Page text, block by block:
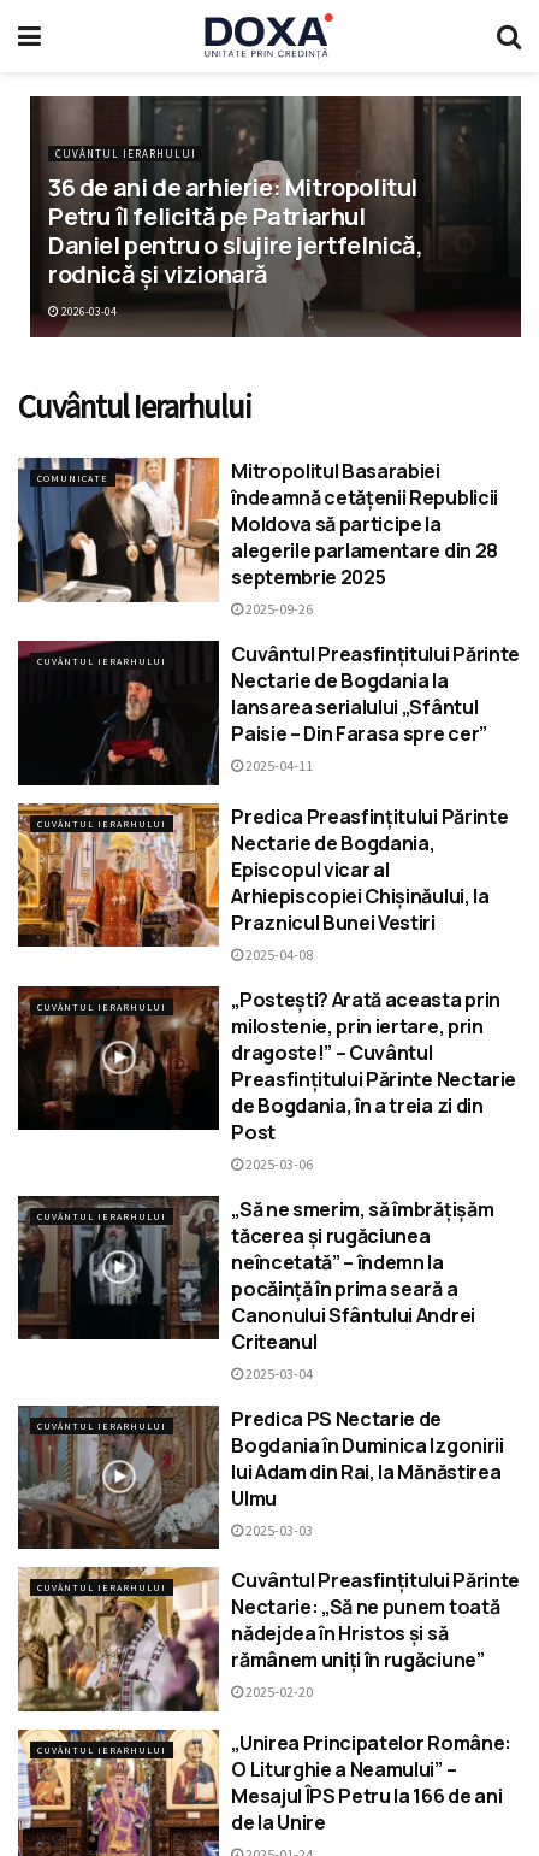
CUVÂNTUL IERARHULUI
36 de ani de arhierie: Mitropolitul
Petru îl felicită pe Patriarhul
Daniel pentru o slujire jertfelnică,
rodnică și vizionară
2026-03-04
Cuvântul Ierarhului
COMUNICATE
Mitropolitul Basarabiei
îndeamnă cetățenii Republicii
Moldova să participe la
alegerile parlamentare din 28
septembrie 2025
2025-09-26
CUVÂNTUL IERARHULUI
Cuvântul Preasfințitului Părinte
Nectarie de Bogdania la
lansarea serialului „Sfântul
Paisie – Din Farasa spre cer”
2025-04-11
CUVÂNTUL IERARHULUI
Predica Preasfințitului Părinte
Nectarie de Bogdania,
Episcopul vicar al
Arhiepiscopiei Chișinăului, la
Praznicul Bunei Vestiri
2025-04-08
CUVÂNTUL IERARHULUI
„Postești? Arată aceasta prin
milostenie, prin iertare, prin
dragoste!” – Cuvântul
Preasfințitului Părinte Nectarie
de Bogdania, în a treia zi din
Post
2025-03-06
CUVÂNTUL IERARHULUI
„Să ne smerim, să îmbrățișăm
tăcerea și rugăciunea
neîncetată” – îndemn la
pocăință în prima seară a
Canonului Sfântului Andrei
Criteanul
2025-03-04
CUVÂNTUL IERARHULUI
Predica PS Nectarie de
Bogdania în Duminica Izgonirii
lui Adam din Rai, la Mănăstirea
Ulmu
2025-03-03
CUVÂNTUL IERARHULUI
Cuvântul Preasfințitului Părinte
Nectarie: „Să ne punem toată
nădejdea în Hristos și să
rămânem uniți în rugăciune”
2025-02-20
CUVÂNTUL IERARHULUI
„Unirea Principatelor Române:
O Liturghie a Neamului” –
Mesajul ÎPS Petru la 166 de ani
de la Unire